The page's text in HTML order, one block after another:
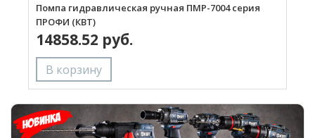
Помпа гидравлическая ручная ПМР-7004 серия
ПРОФИ (КВТ)
14858.52 руб.